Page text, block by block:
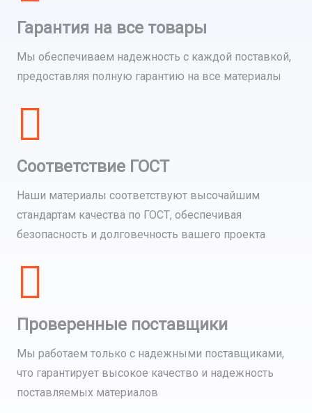
Гарантия на все товары
Мы обеспечиваем надежность с каждой поставкой,
предоставляя полную гарантию на все материалы
Соответствие ГОСТ
Наши материалы соответствуют высочайшим
стандартам качества по ГОСТ, обеспечивая
безопасность и долговечность вашего проекта
Проверенные поставщики
Мы работаем только с надежными поставщиками,
что гарантирует высокое качество и надежность
поставляемых материалов